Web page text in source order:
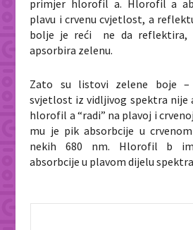
primjer hlorofil a. Hlorofil a
plavu i crvenu cvjetlost, a
bolje je reći ne da reflektira,
apsorbira zelenu.
Zato su listovi zelene boje –
svjetlost iz vidljivog spektra nije
hlorofil a “radi” na plavoj i
mu je pik absorbcije u
nekih 680 nm. Hlorofil b
absorbcije u plavom dijelu